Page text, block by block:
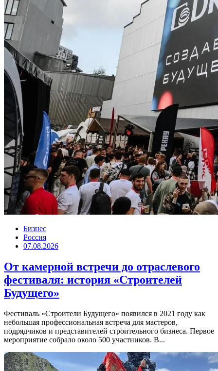
Бизнес
Россия
07.08.2026
От камерной встречи до отраслевого
фестиваля: история «Строителей
Будущего»
Фестиваль «Строители Будущего» появился в 2021 году как
небольшая профессиональная встреча для мастеров,
подрядчиков и представителей строительного бизнеса. Первое
мероприятие собрало около 500 участников. В...